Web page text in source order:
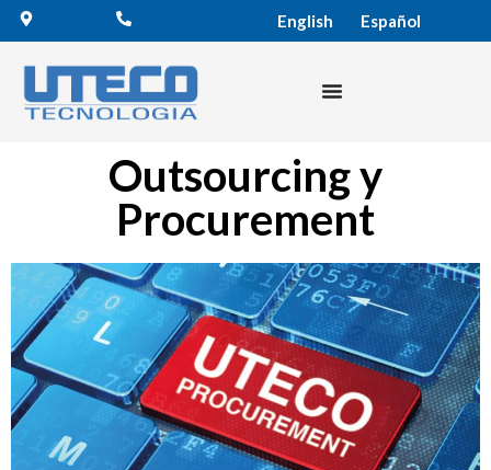
English Español
Outsourcing y
Procurement